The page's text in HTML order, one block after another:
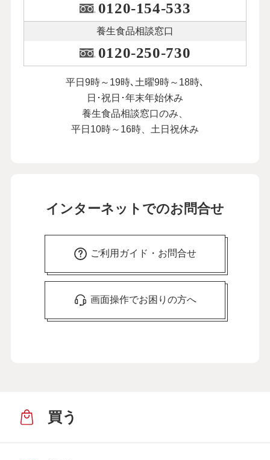
0120-154-533
養生食品相談窓口
0120-250-730
平日9時～19時､土曜9時～18時､
日･祝日･年末年始休み
養生食品相談窓口のみ、
平日10時～16時、土日祝休み
インターネットでのお問合せ
ご利用ガイド・お問合せ
画面操作でお困りの方へ
買う